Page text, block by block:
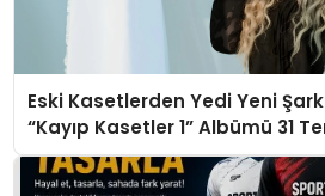
Eski Kasetlerden Yedi Yeni
“Kayıp Kasetler 1” Albümü 31